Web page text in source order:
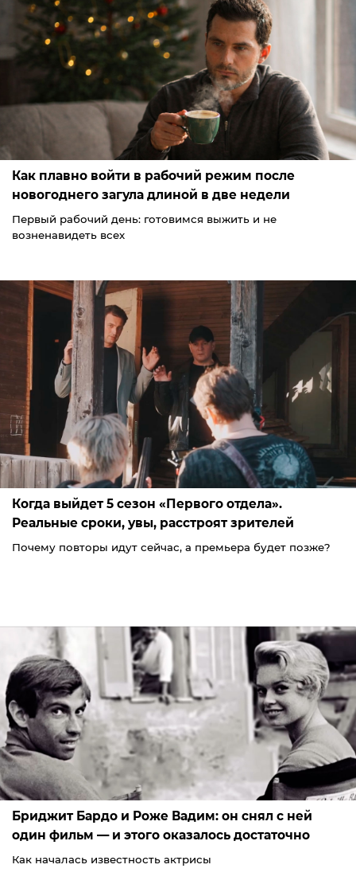
Как плавно войти в рабочий режим после
новогоднего загула длиной в две недели
Первый рабочий день: готовимся выжить и не
возненавидеть всех
Когда выйдет 5 сезон «Первого отдела».
Реальные сроки, увы, расстроят зрителей
Почему повторы идут сейчас, а премьера будет позже?
Бриджит Бардо и Роже Вадим: он снял с ней
один фильм — и этого оказалось достаточно
Как началась известность актрисы